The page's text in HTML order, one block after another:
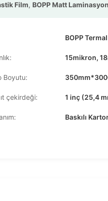
Film, BOPP Matt
BOPP
15mikron,
Boyutu:
çekirdeği: 1 inç (25,4
Baskılı